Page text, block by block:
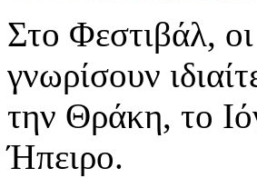
Στο Φεστιβάλ,
γνωρίσουν
την Θράκη, το
Ήπειρο.